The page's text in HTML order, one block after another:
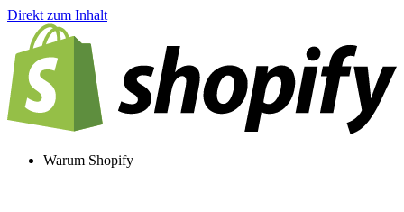
Direkt zum Inhalt
Warum Shopify